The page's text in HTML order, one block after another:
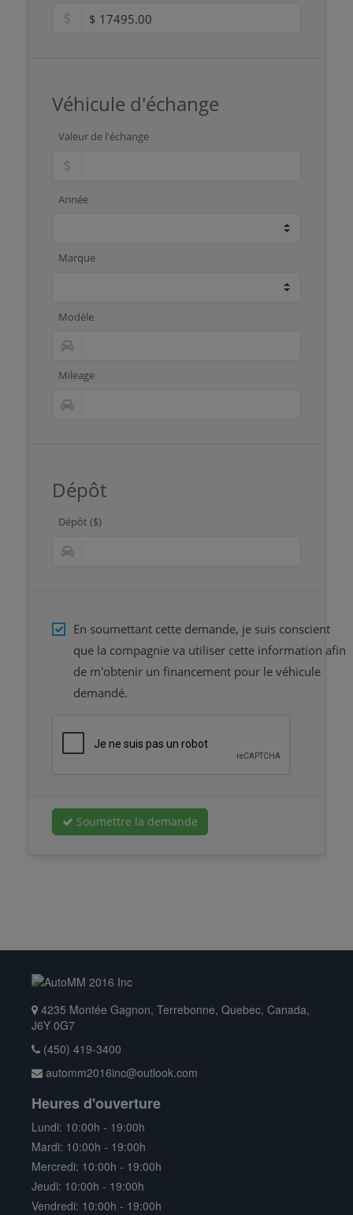
Véhicule d'échange
Valeur de l'échange
Année
Marque
Modèle
Mileage
Dépôt
Dépôt ($)
En soumettant cette demande, je suis conscient
que la compagnie va utiliser cette information afin
de m'obtenir un financement pour le véhicule
demandé.
Soumettre la demande
4235 Montée Gagnon, Terrebonne, Quebec, Canada,
J6Y 0G7
(450) 419-3400
automm2016inc@outlook.com
Heures d'ouverture
Lundi: 10:00h - 19:00h
Mardi: 10:00h - 19:00h
Mercredi: 10:00h - 19:00h
Jeudi: 10:00h - 19:00h
Vendredi: 10:00h - 19:00h